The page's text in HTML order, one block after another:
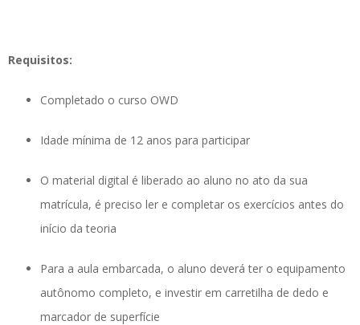
Requisitos:
Completado o curso OWD
Idade mínima de 12 anos para participar
O material digital é liberado ao aluno no ato da sua
matrícula, é preciso ler e completar os exercícios antes do
início da teoria
Para a aula embarcada, o aluno deverá ter o equipamento
autônomo completo, e investir em carretilha de dedo e
marcador de superfície